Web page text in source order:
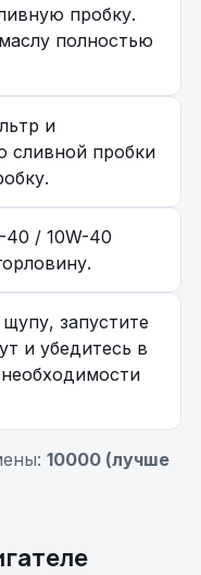
пробку.
полностью
и
сливной пробки
40 / 10W-40
запустите
и убедитесь в
10000 (лучше